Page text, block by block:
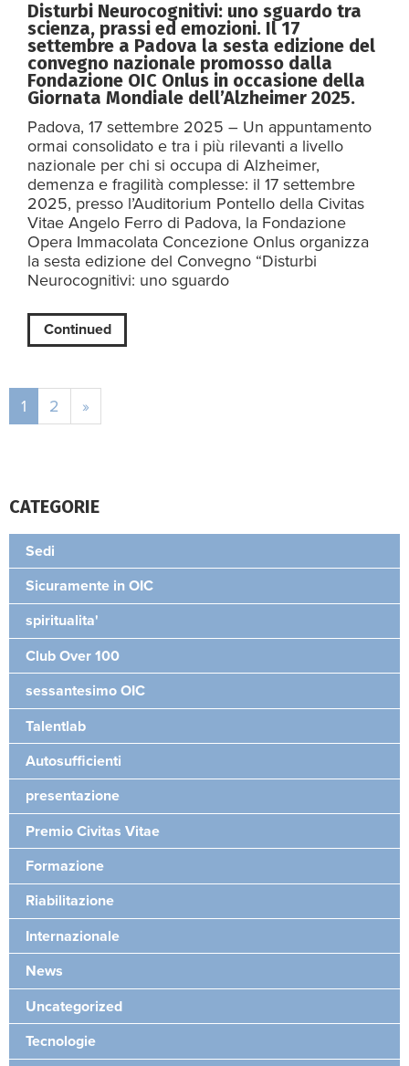
Disturbi Neurocognitivi: uno sguardo tra
scienza, prassi ed emozioni. Il 17
settembre a Padova la sesta edizione del
convegno nazionale promosso dalla
Fondazione OIC Onlus in occasione della
Giornata Mondiale dell’Alzheimer 2025.
Padova, 17 settembre 2025 – Un appuntamento
ormai consolidato e tra i più rilevanti a livello
nazionale per chi si occupa di Alzheimer,
demenza e fragilità complesse: il 17 settembre
2025, presso l’Auditorium Pontello della Civitas
Vitae Angelo Ferro di Padova, la Fondazione
Opera Immacolata Concezione Onlus organizza
la sesta edizione del Convegno “Disturbi
Neurocognitivi: uno sguardo
Continued
1 2 »
CATEGORIE
Sedi
Sicuramente in OIC
spiritualita'
Club Over 100
sessantesimo OIC
Talentlab
Autosufficienti
presentazione
Premio Civitas Vitae
Formazione
Riabilitazione
Internazionale
News
Uncategorized
Tecnologie